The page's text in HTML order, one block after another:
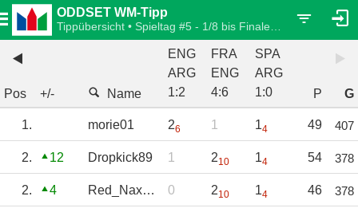
ODDSET WM-Tipp
Pos +/- Name
ENG
ARG
1:2
FRA
ENG
4:6
SPA
ARG
1:0 P G
1. morie01 26 1 14 49 407
2. 12 Dropkick89 1 210 14 54 378
2. 4 Red_Nax_Ela 0 210 14 46 378